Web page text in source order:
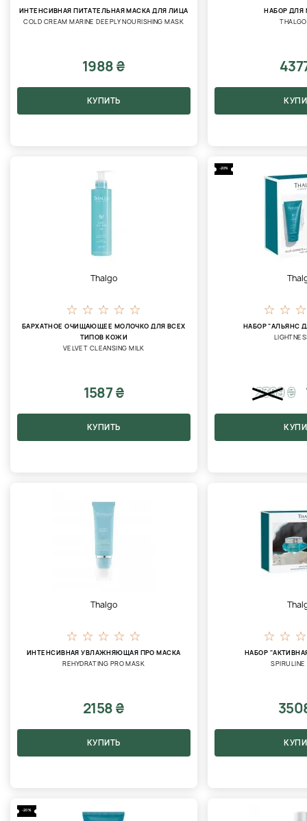
ИНТЕНСИВНАЯ ПИТАТЕЛЬНАЯ МАСКА ДЛЯ ЛИЦА
COLD CREAM MARINE DEEPLY NOURISHING MASK
1988 ₴
КУПИТЬ
НАБОР
Thalgo
БАРХАТНОЕ ОЧИЩАЮЩЕЕ МОЛОЧКО ДЛЯ ВСЕХ
ТИПОВ КОЖИ
VELVET CLEANSING MILK
1587 ₴
КУПИТЬ
-20%
НАБОР "АЛЬЯНС
2389₴
Thalgo
ИНТЕНСИВНАЯ УВЛАЖНЯЮЩАЯ ПРО МАСКА
REHYDRATING PRO MASK
2158 ₴
КУПИТЬ
НАБОР
-20%